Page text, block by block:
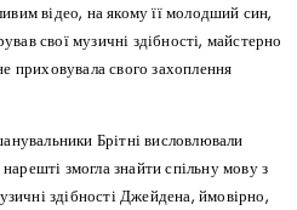
відео, на якому її молодший син,
свої музичні здібності, майстерно
приховувала свого захоплення
Брітні висловлювали
змогла знайти спільну мову з
здібності Джейдена, ймовірно,